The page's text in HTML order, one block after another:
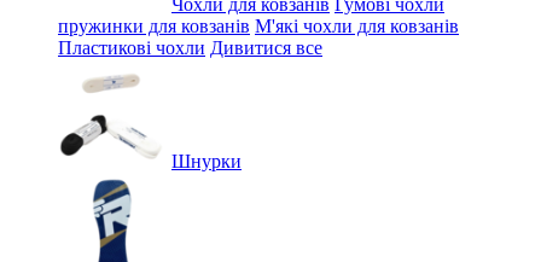
пружинки для ковзанів М'які чохли для ковзанів
Пластикові чохли Дивитися все
Шнурки